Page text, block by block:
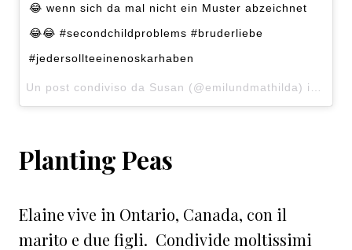
😂 wenn sich da mal nicht ein Muster abzeichnet
😂😂 #secondchildproblems #bruderliebe
#jedersollteeinenoskarhaben
Planting Peas
Elaine vive in Ontario, Canada, con il
marito e due figli. Condivide moltissimi